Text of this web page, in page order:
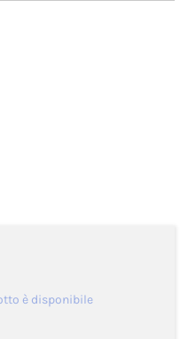
è disponibile